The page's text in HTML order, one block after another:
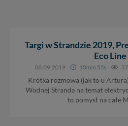
Targi w Strandzie 2019,
Eco Line
08.09.2019 10min 55s
Krótka rozmowa (jak to u
Wodnej Stranda na temat
to pomysł na całe